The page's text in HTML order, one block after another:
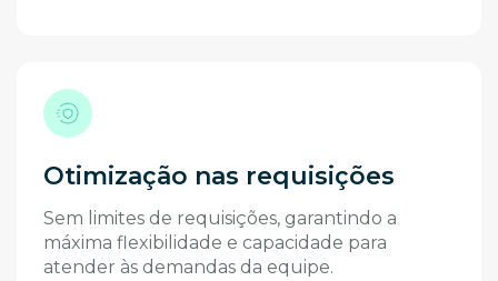
Otimização nas requisições
Sem limites de requisições, garantindo a
máxima flexibilidade e capacidade para
atender às demandas da equipe.